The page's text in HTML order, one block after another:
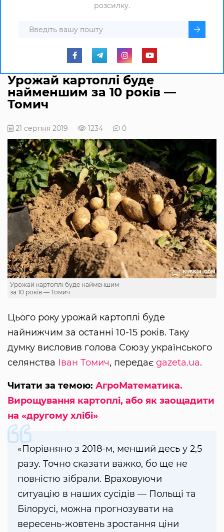
розсилку.
Урожай картоплі буде
найменшим за 10 років —
Томич
21 серпня 2019 1234 0
Урожай картоплі буде найменшим
за 10 років — Томич
Цього року урожай картоплі буде
найнижчим за останні 10-15 років. Таку
думку висловив голова Союзу українського
селянства Іван Томич, передає gazeta.ua.
Читати за темою: АгроМатематика.
Вирощування картоплі, або як заощадити
на «другому хлібі»
«Порівняно з 2018-м, менший десь у 2,5
разу. Точно сказати важко, бо ще не
повністю зібрали. Враховуючи
ситуацію в наших сусідів — Польщі та
Білорусі, можна прогнозувати на
вересень-жовтень зростання ціни